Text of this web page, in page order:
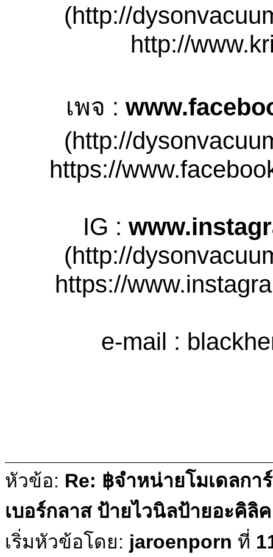
(http://
http://
เพจ :
(http://
https://
IG :
(http://
https://
e-mail :
หัวข้อ: Re: ฿จำหน่ายโมเดลก
เบอร์กลาส ป้ายไวนิลป้ายอะคิลิ
เริ่มหัวข้อโดย: jaroenporn ที่